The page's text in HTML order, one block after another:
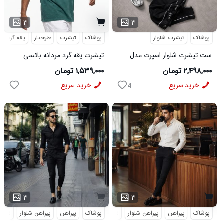
۳
پوشاک تیشرت طرحدار یقه گرد
تیشرت یقه گرد مردانه باکسی
طرحدار مچینست سبز
Balenciaga مدل 50944
۱,۵۳۹,۰۰۰ تومان
خرید سریع
۳ ...
پوشاک تیشرت شلوار
ست تیشرت شلوار اسپرت مدل
MAN مشکی
۲,۴۹۸,۰۰۰ تومان
خرید سریع 4
۳
پوشاک پیراهن پیراهن شلوار
۳
پوشاک پیراهن پیراهن شلوار شلوار مردانه